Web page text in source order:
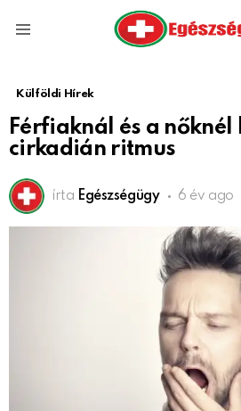
Külföldi Hírek
Férfiaknál és a nőknél
cirkadián ritmus
írta Egészségügy 6 év ago